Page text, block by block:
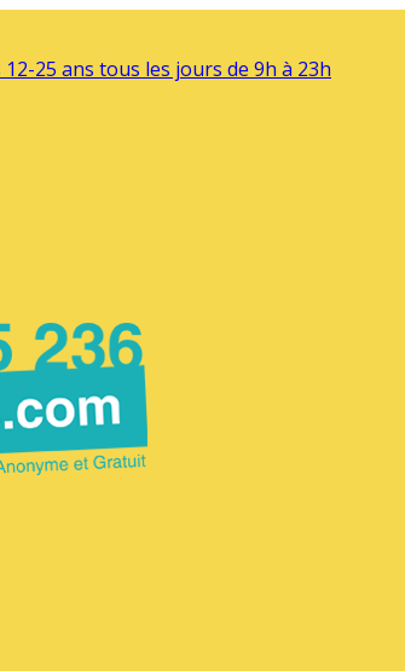
25 ans tous les jours de 9h à 23h